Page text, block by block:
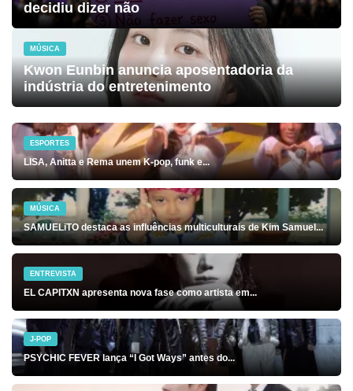
decidiu dizer não
MÚSICA
Kwon Eunbin anuncia aposentadoria da
indústria do entretenimento
ESPORTES
LISA, Anitta e Rema unem K-pop, funk e...
MÚSICA
SAMUELiTO destaca as influências multiculturais de Kim Samuel...
ENTREVISTA
EL CAPITXN apresenta nova fase como artista em...
J-POP
PSYCHIC FEVER lança “I Got Ways” antes do...